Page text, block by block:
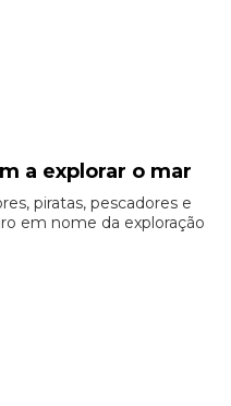
a explorar o mar
piratas, pescadores e
em nome da exploração